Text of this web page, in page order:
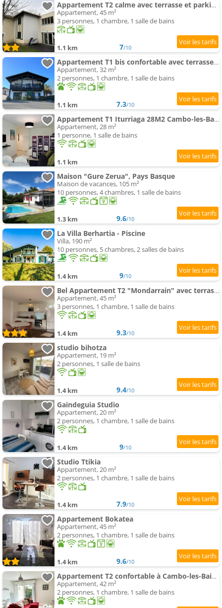
Appartement T2 calme avec terrasse et parking - 3 couchages - FR-1-495-109
Appartement, 45 m²
3 personnes, 1 chambre, 1 salle de bains
1.1 km 7/10
Appartement T1 bis confortable avec terrasse, parking privé, proche thermes - FR-1-495-111
Appartement, 32 m²
2 personnes, 1 chambre, 1 salle de bains
1.1 km 7.3/10
Appartement T1 Iturriaga 28M2 Cambo-les-Bains
Appartement, 28 m²
1 personne, 1 salle de bains
1.1 km
Maison "Gure Zerua", Pays Basque
Maison de vacances, 105 m²
10 personnes, 4 chambres, 1 salle de bains
1.3 km 9.6/10
La Villa Berhartia - Piscine
Villa, 190 m²
10 personnes, 5 chambres, 2 salles de bains
1.4 km 9/10
Bel Appartement T2 "Mondarrain" avec terrasse
Appartement, 45 m²
3 personnes, 1 chambre, 1 salle de bains
1.4 km 9.3/10
studio bihotza
Appartement, 19 m²
2 personnes, 1 salle de bains
1.4 km 9.4/10
Gaindeguia Studio
Appartement, 20 m²
2 personnes, 1 chambre, 1 salle de bains
1.4 km 9/10
Studio Ttikia
Appartement, 20 m²
2 personnes, 1 chambre, 1 salle de bains
1.4 km 7.9/10
Appartement Bokatea
Appartement, 45 m²
2 personnes, 1 chambre, 1 salle de bains
1.4 km 9.6/10
Appartement T2 confortable à Cambo-les-Bains - Terrasse, Parking, Animaux Ok, Internet - FR-1-495-12
Appartement, 42 m²
2 personnes, 1 chambre, 1 salle de bains